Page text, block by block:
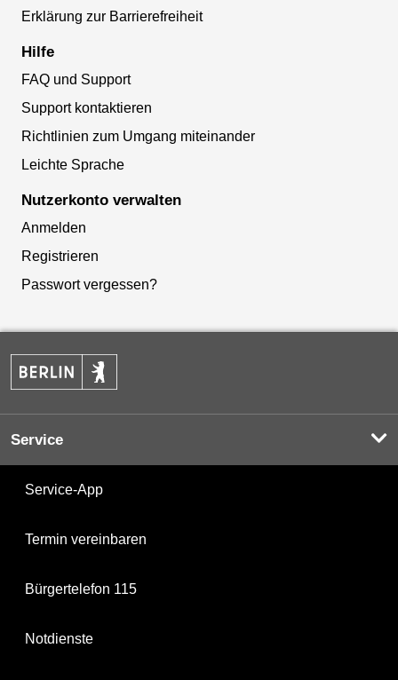
Erklärung zur Barrierefreiheit
Hilfe
FAQ und Support
Support kontaktieren
Richtlinien zum Umgang miteinander
Leichte Sprache
Nutzerkonto verwalten
Anmelden
Registrieren
Passwort vergessen?
Service
Service-App
Termin vereinbaren
Bürgertelefon 115
Notdienste